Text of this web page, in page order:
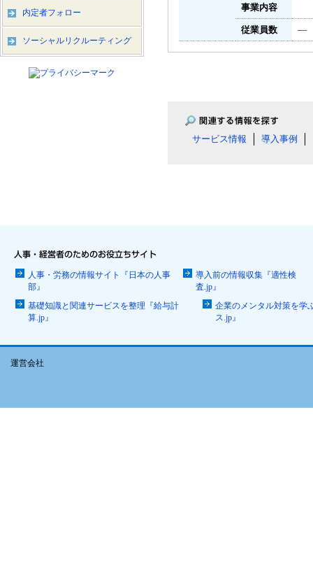
事業内容
従業員数 ―
サービス情報 導入事例
内定者フォロー
ソーシャルリクルーティング
人事・労務の情報サイト『日本の人事
部』
導入前の情報収集『適性検
査.jp』
基礎知識と関連サービスを整理『給与計
算.jp』
企業のメンタル対策を学
ス.jp』
運営会社